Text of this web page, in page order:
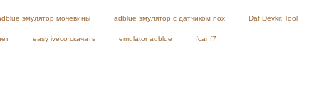
эмулятор мочевины adblue эмулятор с датчиком nox Daf Devkit Tool
easy iveco скачать emulator adblue fcar f7